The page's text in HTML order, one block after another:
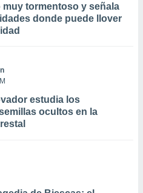
muy tormentoso y señala
donde puede llover
estudia los
ocultos en la